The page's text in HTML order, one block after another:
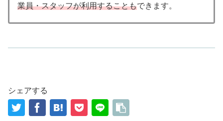
業員・スタッフが利用することもできます。
シェアする